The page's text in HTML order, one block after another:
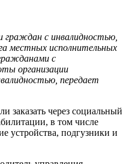
граждан с инвалидностью,
местных исполнительных
с
организации
передает
заказать через социальный
в том числе
устройства, подгузники и